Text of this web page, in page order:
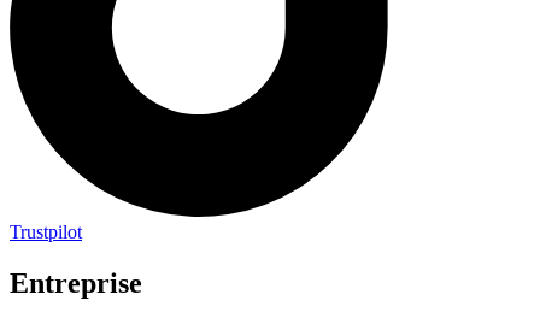
Trustpilot
Entreprise